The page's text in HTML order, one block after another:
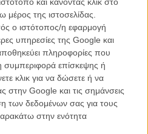
της ιστοσελίδας.
ο ιστότοπος/η εφαρμογή
υπηρεσίες της Google και
πληροφορίες που
συμπεριφορά επίσκεψης ή
κλικ για να δώσετε ή να
στην Google και τις σημάνσεις
των δεδομένων σας για τους
στην ενότητα
να οριοθετηθεί σε σχέση με τους
ότι μεταμορφώνεται σε δέντρο,
το ασυνείδητο κομμάτι, στο
της, κάτι το οποίο η Φανή δεν
μένα από τα σημαντικά είναι η
κοινωνικό σύνολο. Μετά όμως έχει
του, σε αντίστιξη με τον
δέρμα με τον φλοιό, το